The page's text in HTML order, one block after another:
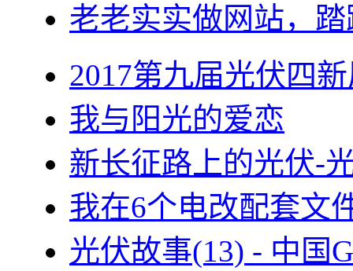
老老实实做网站，
2017第九届光伏四
我与阳光的爱恋
新长征路上的光伏-
我在6个电改配套文
光伏故事(13) - 中国